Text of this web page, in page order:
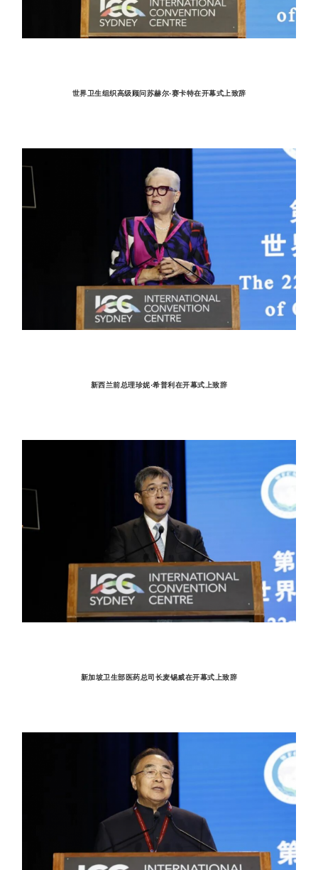
世界卫生组织高级顾问苏赫尔·赛卡特在开幕式上致辞
新西兰前总理珍妮·希普利在开幕式上致辞
新加坡卫生部医药总司长麦锡威在开幕式上致辞